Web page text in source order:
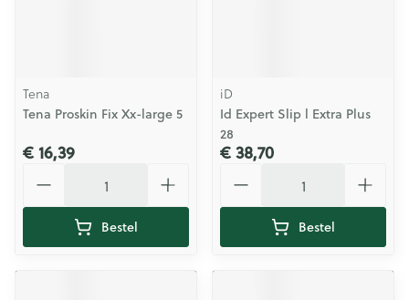
Tena
Tena Proskin Fix Xx-large 5
€ 16,39
Bestel
iD
Id Expert Slip l Extra Plus
28
€ 38,70
Bestel